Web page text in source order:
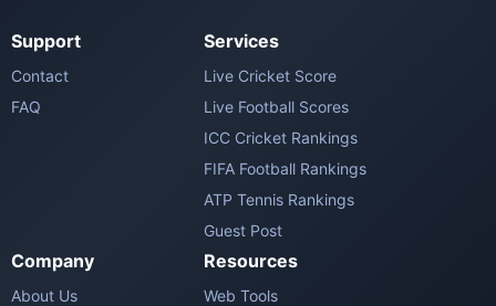
Support
Contact
FAQ
Services
Live Cricket Score
Live Football Scores
ICC Cricket Rankings
FIFA Football Rankings
ATP Tennis Rankings
Guest Post
Company
About Us
Resources
Web Tools